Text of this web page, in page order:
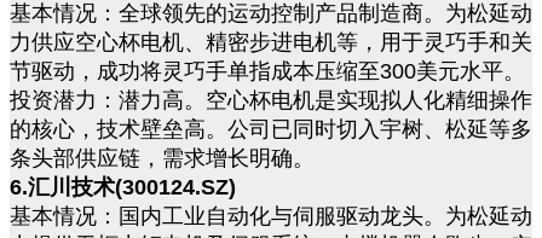
基本情况：全球领先的运动控制产品制造商。为松延动
力供应空心杯电机、精密步进电机等，用于灵巧手和关
节驱动，成功将灵巧手单指成本压缩至300美元水平。
投资潜力：潜力高。空心杯电机是实现拟人化精细操作
的核心，技术壁垒高。公司已同时切入宇树、松延等多
条头部供应链，需求增长明确。
6.汇川技术(300124.SZ)
基本情况：国内工业自动化与伺服驱动龙头。为松延动